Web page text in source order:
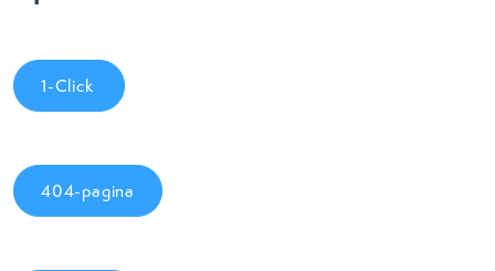
1-Click
404-pagina